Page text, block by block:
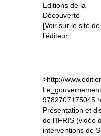
Editions de la
Découverte
[Voir sur le site de
l’éditeur
>http://
Présentation et
de l’IFRIS (vidéo
interventions de